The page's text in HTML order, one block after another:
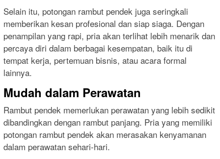
Selain itu, potongan rambut pendek juga seringkali
memberikan kesan profesional dan siap siaga. Dengan
penampilan yang rapi, pria akan terlihat lebih menarik dan
percaya diri dalam berbagai kesempatan, baik itu di
tempat kerja, pertemuan bisnis, atau acara formal
lainnya.
Mudah dalam Perawatan
Rambut pendek memerlukan perawatan yang lebih sedikit
dibandingkan dengan rambut panjang. Pria yang memiliki
potongan rambut pendek akan merasakan kenyamanan
dalam perawatan sehari-hari.